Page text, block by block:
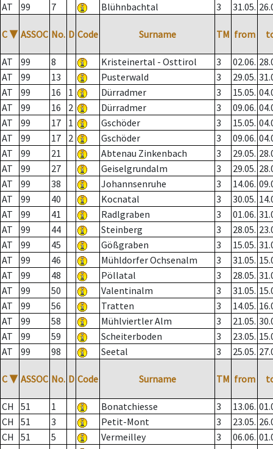
AT
99 7 Blühnbachtal 3 31.05.
C ▼ ASSOC No. D Code Surname TM from
AT 99 8 Kristeinertal - Osttirol 3 02.06.
AT
99 13 Pusterwald 3 29.05.
AT
99 16 1 Dürradmer 3 15.05.
AT
99 16 2 Dürradmer 3 09.06.
AT
99 17 1 Gschöder 3 15.05.
AT
99 17 2 Gschöder 3 09.06.
AT
99 21 Abtenau Zinkenbach 3 29.05.
AT
99 27 Geiselgrundalm 3 29.05.
AT
99 38 Johannsenruhe 3 14.06.
AT
99 40 Kocnatal 3 30.05.
AT
99 41 Radlgraben 3 01.06.
AT
99 44 Steinberg 3 28.05.
AT
99 45 Gößgraben 3 15.05.
AT
99 46 Mühldorfer Ochsenalm 3 31.05.
AT
99 48 Pöllatal 3 28.05.
AT
99 50 Valentinalm 3 31.05.
AT
99 56 Tratten 3 14.05.
AT
99 58 Mühlviertler Alm 3 21.05.
AT
99 59 Scheiterboden 3 23.05.
AT
99 98 Seetal 3 25.05.
C ▼ ASSOC No. D Code Surname TM from
CH 51 1 Bonatchiesse 3 13.06.
CH
51 3 Petit-Mont 3 23.05.
CH
51 5 Vermeilley 3 06.06.